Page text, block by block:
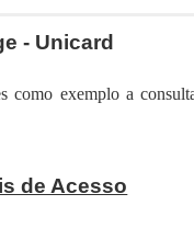
- Unicard
como exemplo a
de Acesso